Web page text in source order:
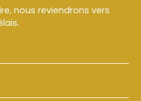
nous reviendrons vers